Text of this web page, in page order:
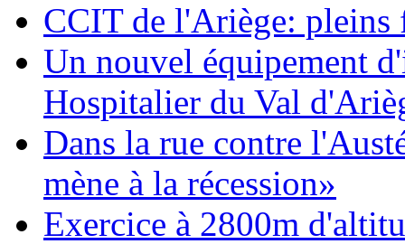
CCIT de l'Ariège: pleins
Un nouvel équipement
Hospitalier du Val
Dans la rue contre
mène à la récession»
Exercice à 2800m